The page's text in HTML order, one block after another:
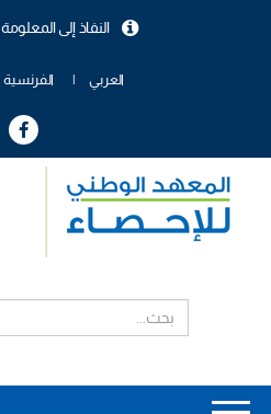
النفاذ إلى المعلومة
العربي الفرنسية